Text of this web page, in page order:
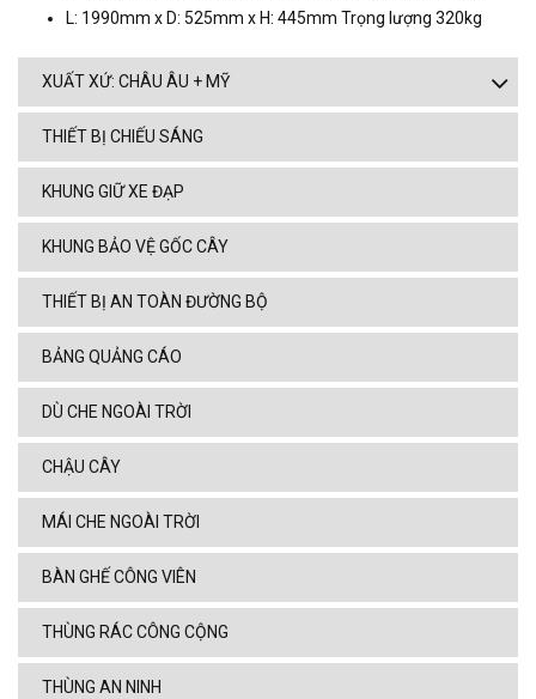
L: 1990mm x D: 525mm x H: 445mm Trọng lượng 320kg
XUẤT XỨ: CHÂU ÂU + MỸ
THIẾT BỊ CHIẾU SÁNG
KHUNG GIỮ XE ĐẠP
KHUNG BẢO VỆ GỐC CÂY
THIẾT BỊ AN TOÀN ĐƯỜNG BỘ
BẢNG QUẢNG CÁO
DÙ CHE NGOÀI TRỜI
CHẬU CÂY
MÁI CHE NGOÀI TRỜI
BÀN GHẾ CÔNG VIÊN
THÙNG RÁC CÔNG CỘNG
THÙNG AN NINH